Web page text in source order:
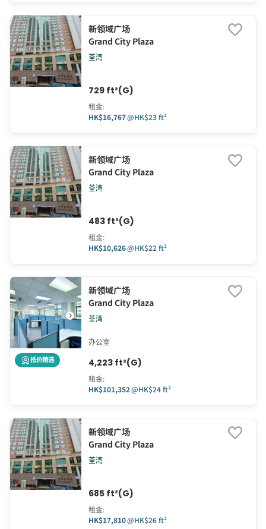
新领域广场
Grand City Plaza
荃湾
729 ft²(G)
租金:
HK$16,767@HK$23 ft²
新领域广场
Grand City Plaza
荃湾
483 ft²(G)
租金:
HK$10,626@HK$22 ft²
抵价精选
新领域广场
Grand City Plaza
荃湾
办公室
4,223 ft²(G)
租金:
HK$101,352@HK$24 ft²
新领域广场
Grand City Plaza
荃湾
685 ft²(G)
租金:
HK$17,810@HK$26 ft²